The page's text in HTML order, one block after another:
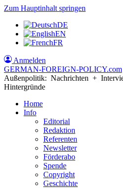
Zum Hauptinhalt springen
DE
EN
FR
Anmelden
GERMAN-FOREIGN-POLICY.com
Außenpolitik: Nachrichten +
Hintergründe
Home
Info
Editorial
Redaktion
Referenten
Newsletter
Förderabo
Spende
Copyright
Geschichte